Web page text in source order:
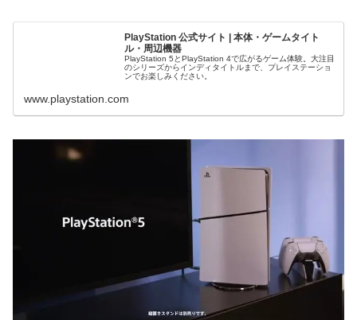
PlayStation 公式サイト | 本体・ゲームタイト
ル・周辺機器
PlayStation 5とPlayStation 4で広がるゲーム体験。大注目
のシリーズからインディタイトルまで、プレイステーショ
ンでお楽しみください。
www.playstation.com